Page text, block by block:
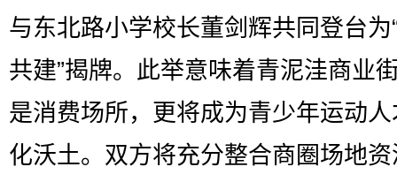
与东北路小学校长董剑辉共同登台为
共建”揭牌。此举意味着青泥洼商业
是消费场所，更将成为青少年运动
化沃土。双方将充分整合商圈场地